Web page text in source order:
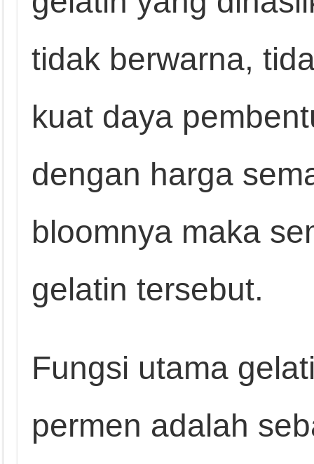
tidak berwarna,
kuat daya
dengan harga
bloomnya maka
gelatin tersebut.
Fungsi utama
permen adalah